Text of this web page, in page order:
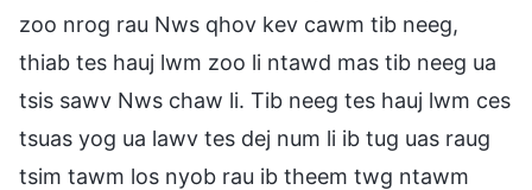
zoo nrog rau Nws qhov kev cawm tib neeg,
thiab tes hauj lwm zoo li ntawd mas tib neeg ua
tsis sawv Nws chaw li. Tib neeg tes hauj lwm ces
tsuas yog ua lawv tes dej num li ib tug uas raug
tsim tawm los nyob rau ib theem twg ntawm